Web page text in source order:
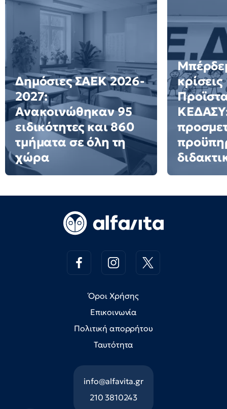
Δημόσιες ΣΑΕΚ 2026-
2027:
Ανακοινώθηκαν 95
ειδικότητες και 860
τμήματα σε όλη τη
χώρα
κρίσεις
ΚΕΔΑΣΥ:
Όροι Χρήσης
Επικοινωνία
Πολιτική απορρήτου
Ταυτότητα
info@alfavita.gr
210 3810243